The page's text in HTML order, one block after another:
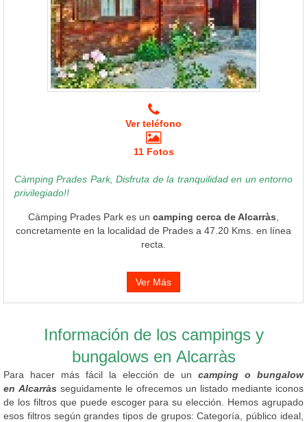
Ver teléfono
11 Fotos
Càmping Prades Park, Disfruta de la tranquilidad en un entorno
privilegiado!!
Càmping Prades Park es un camping cerca de Alcarràs
concretamente en la localidad de Prades a 47.20 Kms. en línea
recta.
Ver Más
Información de los campings y
bungalows en Alcarràs
Para hacer más fácil la elección de uncamping o bungalow
en Alcarràs seguidamente le ofrecemos un listado mediante iconos
de los filtros que puede escoger para su elección. Hemos agrupado
esos filtros según grandes tipos de grupos: Categoría, público ideal,